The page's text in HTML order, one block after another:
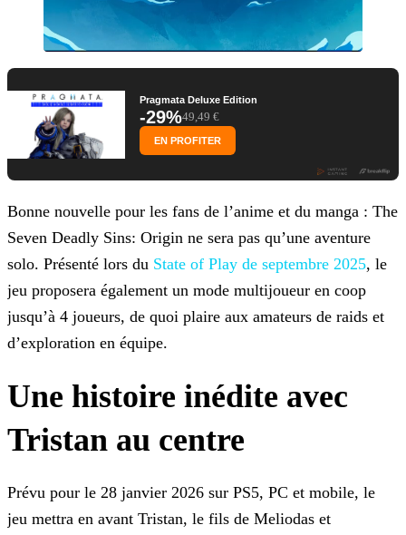
Pragmata Deluxe Edition
-29%49,49 €
EN PROFITER
Bonne nouvelle pour les fans de l’anime et du manga : The
Seven Deadly Sins: Origin ne sera pas qu’une aventure
solo. Présenté lors du State of Play de septembre 2025, le
jeu proposera également un mode multijoueur en coop
jusqu’à 4 joueurs, de quoi plaire aux amateurs de raids et
d’exploration en équipe.
Une histoire inédite avec
Tristan au centre
Prévu pour le 28 janvier 2026 sur PS5, PC et mobile, le
jeu mettra en avant Tristan, le fils de Meliodas et